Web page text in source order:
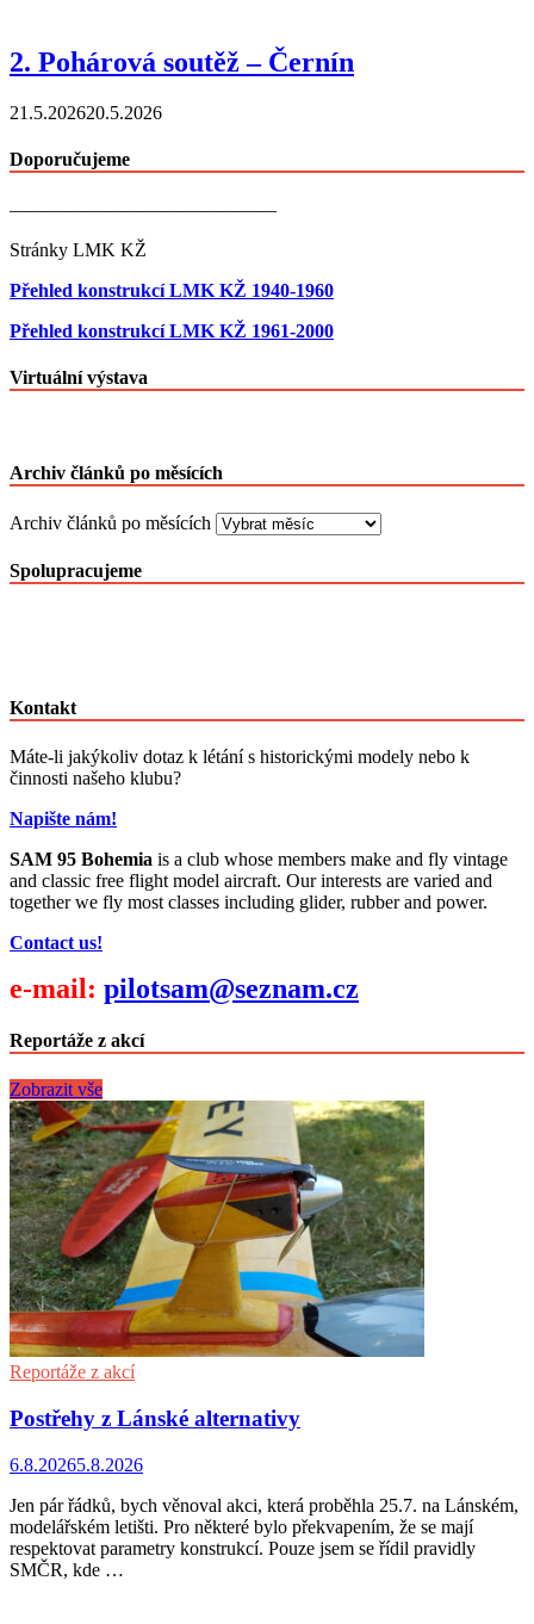
2. Pohárová soutěž – Černín
21.5.202620.5.2026
Doporučujeme
——————————————
Stránky LMK KŽ
Přehled konstrukcí LMK KŽ 1940-1960
Přehled konstrukcí LMK KŽ 1961-2000
Virtuální výstava
Archiv článků po měsících
Archiv článků po měsících
Spolupracujeme
Kontakt
Máte-li jakýkoliv dotaz k létání s historickými modely nebo k
činnosti našeho klubu?
Napište nám!
SAM 95 Bohemia is a club whose members make and fly vintage
and classic free flight model aircraft. Our interests are varied and
together we fly most classes including glider, rubber and power.
Contact us!
e-mail: pilotsam@seznam.cz
Reportáže z akcí
Zobrazit vše
Reportáže z akcí
Postřehy z Lánské alternativy
6.8.20265.8.2026
Jen pár řádků, bych věnoval akci, která proběhla 25.7. na Lánském,
modelářském letišti. Pro některé bylo překvapením, že se mají
respektovat parametry konstrukcí. Pouze jsem se řídil pravidly
SMČR, kde …